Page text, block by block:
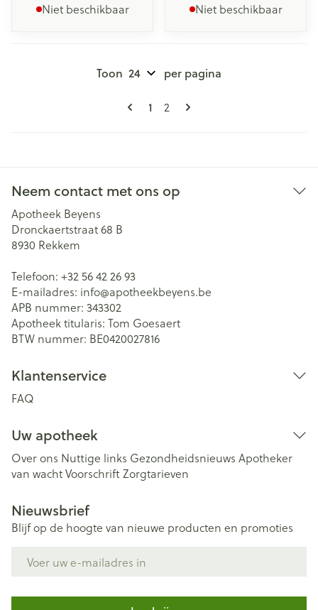
Niet beschikbaar Niet beschikbaar
Pagina's
U lees momenteel pagina
1 Pagina
2
Toon per pagina
Neem contact met ons op
Apotheek Beyens
Dronckaertstraat 68 B
8930 Rekkem
Telefoon: +32 56 42 26 93
E-mailadres: info@apotheekbeyens.be
APB nummer: 343302
Apotheek titularis: Tom Goesaert
BTW nummer: BE0420027816
Klantenservice
FAQ
Uw apotheek
Over ons Nuttige links Gezondheidsnieuws Apotheker
van wachtVoorschriftZorgtarieven
Nieuwsbrief
Blijf op de hoogte van nieuwe producten en promoties